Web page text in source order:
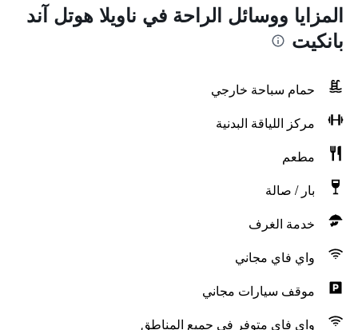
المزايا ووسائل الراحة في ناويلا هوتل آند
بانكيت
حمام سباحة خارجي
مركز اللياقة البدنية
مطعم
بار / صالة
خدمة الغرف
واي فاي مجاني
موقف سيارات مجاني
واي فاي متوفر في جميع المناطق